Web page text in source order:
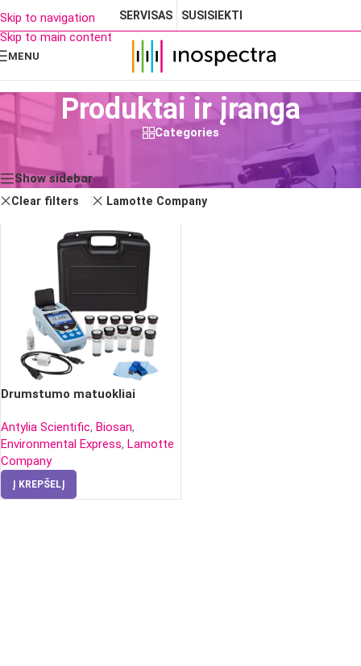
Skip to navigation
Skip to main content
SERVISAS SUSISIEKTI
MENU
Produktai ir įranga
Categories
Rezultatų: 1
Show sidebar
Clear filters Lamotte Company
Drumstumo matuokliai
Antylia Scientific, Biosan,
Environmental Express, Lamotte
Company
Į KREPŠELĮ